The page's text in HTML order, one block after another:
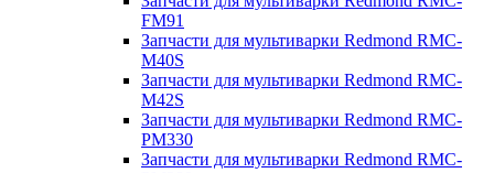
FM91
Запчасти для мультиварки Redmond RMC-
M40S
Запчасти для мультиварки Redmond RMC-
M42S
Запчасти для мультиварки Redmond RMC-
PM330
Запчасти для мультиварки Redmond RMC-